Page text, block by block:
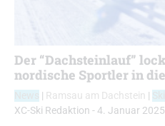
Der “Dachsteinlauf”
nordische Sportler in
| Ramsau am Dachstein |
XC-Ski Redaktion -4. Januar 2025